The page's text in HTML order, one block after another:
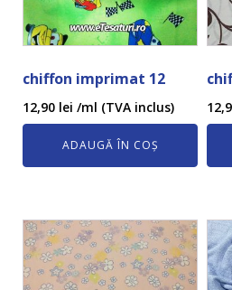
chiffon imprimat 12
12,90 lei /ml (TVA inclus)
ADAUGĂ ÎN COȘ